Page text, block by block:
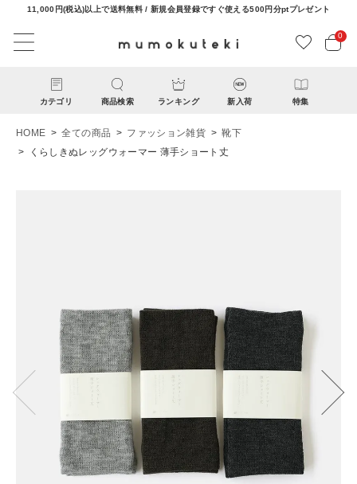
11,000円(税込)以上で送料無料 / 新規会員登録ですぐ使える500円分ptプレゼント
0
カテゴリ 商品検索 ランキング 新入荷 特集
ログイン 新規会員登録
HOME 全ての商品 ファッション雑貨
靴下
くらしきぬレッグウォーマー 薄手ショート丈